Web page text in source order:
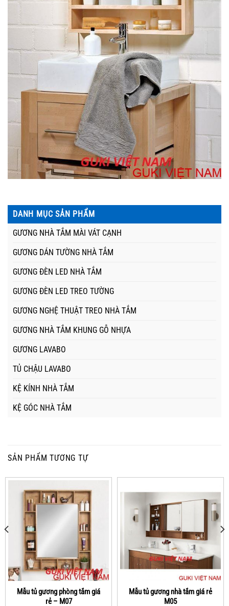
DANH MỤC SẢN PHẨM
GƯƠNG NHÀ TẮM MÀI VÁT CẠNH
GƯƠNG DÁN TƯỜNG NHÀ TẮM
GƯƠNG ĐÈN LED NHÀ TẮM
GƯƠNG ĐÈN LED TREO TƯỜNG
GƯƠNG NGHỆ THUẬT TREO NHÀ TẮM
GƯƠNG NHÀ TẮM KHUNG GỖ NHỰA
GƯƠNG LAVABO
TỦ CHẬU LAVABO
KỆ KÍNH NHÀ TẮM
KỆ GÓC NHÀ TẮM
SẢN PHẨM TƯƠNG TỰ
Mẫu tủ gương phòng tắm giá
rẻ – M07
Mẫu tủ gương nhà tắm giá rẻ
M05